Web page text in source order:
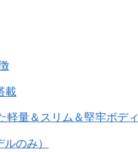
載
軽量＆スリム＆堅牢ボディ
のみ）